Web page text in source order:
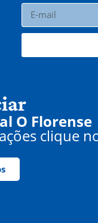
O Florense
clique